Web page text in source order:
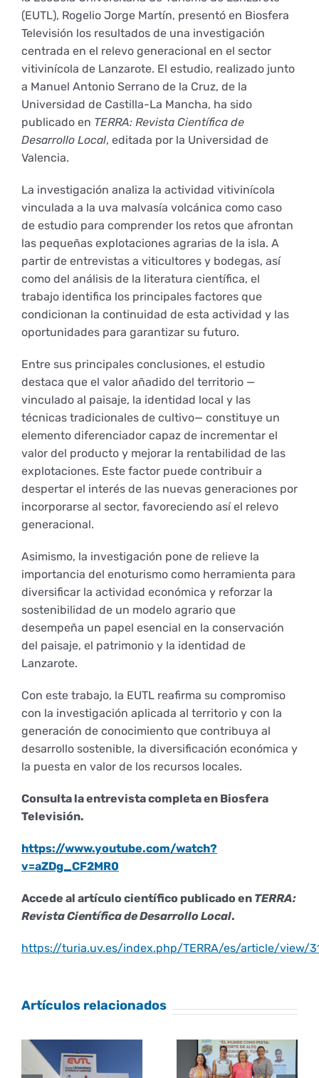
Comisiones
Personal
Empresas
Coordinador y tutores
Renovación acreditación
Memoria verificación
Informes
Impresos y formularios
Documentos
Impresos y formularios
Correo institucional
Delegación de Estudiantes
Plan de acción tutorial
Programa Mentor
Derechos y deberes
Representantes
Primer Encuentro (2025)
Edición 2025 (UVL 2025)
Edición 2026 (UVL 2026)
(EUTL), Rogelio Jorge Martín, presentó en Biosfera
Televisión los resultados de una investigación
centrada en el relevo generacional en el sector
vitivinícola de Lanzarote. El estudio, realizado junto
a Manuel Antonio Serrano de la Cruz, de la
Universidad de Castilla-La Mancha, ha sido
publicado en TERRA: Revista Científica de
Desarrollo Local, editada por la Universidad de
Valencia.
La investigación analiza la actividad vitivinícola
vinculada a la uva malvasía volcánica como caso
de estudio para comprender los retos que afrontan
las pequeñas explotaciones agrarias de la isla. A
partir de entrevistas a viticultores y bodegas, así
como del análisis de la literatura científica, el
trabajo identifica los principales factores que
condicionan la continuidad de esta actividad y las
oportunidades para garantizar su futuro.
Entre sus principales conclusiones, el estudio
destaca que el valor añadido del territorio —
vinculado al paisaje, la identidad local y las
técnicas tradicionales de cultivo— constituye un
elemento diferenciador capaz de incrementar el
valor del producto y mejorar la rentabilidad de las
explotaciones. Este factor puede contribuir a
despertar el interés de las nuevas generaciones por
incorporarse al sector, favoreciendo así el relevo
generacional.
Asimismo, la investigación pone de relieve la
importancia del enoturismo como herramienta para
diversificar la actividad económica y reforzar la
sostenibilidad de un modelo agrario que
desempeña un papel esencial en la conservación
del paisaje, el patrimonio y la identidad de
Lanzarote.
Con este trabajo, la EUTL reafirma su compromiso
con la investigación aplicada al territorio y con la
generación de conocimiento que contribuya al
desarrollo sostenible, la diversificación económica y
la puesta en valor de los recursos locales.
Consulta la entrevista completa en Biosfera
Televisión.
https://www.youtube.com/watch?
v=aZDg_CF2MR0
Accede al artículo científico publicado en TERRA:
Revista Científica de Desarrollo Local.
https://turia.uv.es/index.php/TERRA/es/article/view/
Artículos relacionados